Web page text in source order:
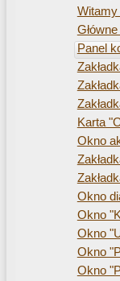
Witamy
Panel
Karta
Okno
Okno
Okno
Okno
Okno
Okno